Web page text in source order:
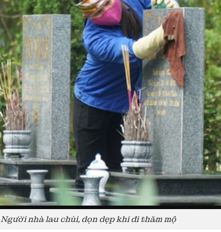
Người nhà lau chùi, dọn dẹp khi đi thăm mộ